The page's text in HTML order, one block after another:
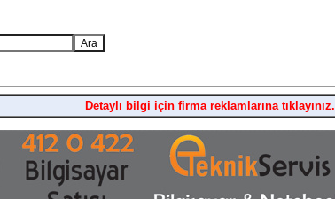
Detaylı bilgi için firma reklamlarına tıklayınız.